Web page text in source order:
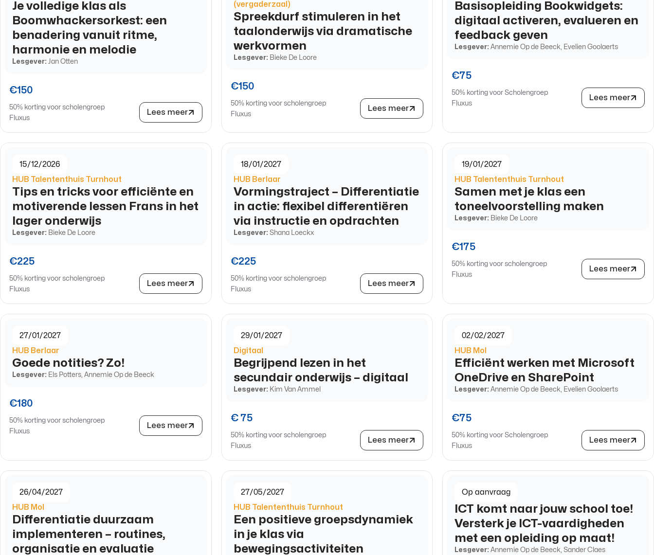
Je volledige klas als
Boomwhackersorkest: een
benadering vanuit ritme,
harmonie en melodie
Lesgever: Jan Otten
€150
50% korting voor scholengroep
Fluxus
Lees meer
(vergaderzaal)
Spreekdurf stimuleren in het
taalonderwijs via dramatische
werkvormen
Lesgever: Bieke De Loore
€150
50% korting voor scholengroep
Fluxus
Lees meer
Basisopleiding Bookwidgets:
digitaal activeren, evalueren en
feedback geven
Lesgever: Annemie Op de Beeck, Evelien Goolaerts
€75
50% korting voor Scholengroep
Fluxus
Lees meer
15/12/2026
HUB Talententhuis Turnhout
Tips en tricks voor efficiënte en
motiverende lessen Frans in het
lager onderwijs
Lesgever: Bieke De Loore
€225
50% korting voor scholengroep
Fluxus
Lees meer
18/01/2027
HUB Berlaar
Vormingstraject – Differentiatie
in actie: flexibel differentiëren
via instructie en opdrachten
Lesgever: Shana Loeckx
€225
50% korting voor scholengroep
Fluxus
Lees meer
19/01/2027
HUB Talententhuis Turnhout
Samen met je klas een
toneelvoorstelling maken
Lesgever: Bieke De Loore
€175
50% korting voor scholengroep
Fluxus
Lees meer
27/01/2027
HUB Berlaar
Goede notities? Zo!
Lesgever: Els Potters, Annemie Op de Beeck
€180
50% korting voor scholengroep
Fluxus
Lees meer
29/01/2027
Digitaal
Begrijpend lezen in het
secundair onderwijs – digitaal
Lesgever: Kim Van Ammel
€ 75
50% korting voor scholengroep
Fluxus
Lees meer
02/02/2027
HUB Mol
Efficiënt werken met Microsoft
OneDrive en SharePoint
Lesgever: Annemie Op de Beeck, Evelien Goolaerts
€75
50% korting voor Scholengroep
Fluxus
Lees meer
26/04/2027
HUB Mol
Differentiatie duurzaam
implementeren – routines,
organisatie en evaluatie
27/05/2027
HUB Talententhuis Turnhout
Een positieve groepsdynamiek
in je klas via
bewegingsactiviteiten
Op aanvraag
ICT komt naar jouw school toe!
Versterk je ICT-vaardigheden
met een opleiding op maat!
Lesgever: Annemie Op de Beeck, Sander Claes